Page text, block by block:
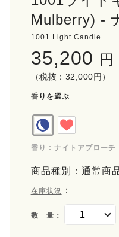
Mulberry) -
1001 Light Candle
35,200 円
（税抜：32,000円）
香りを選ぶ
香り : ナイトアプローチ
商品種別：通常商
在庫状況 ：
数 量：